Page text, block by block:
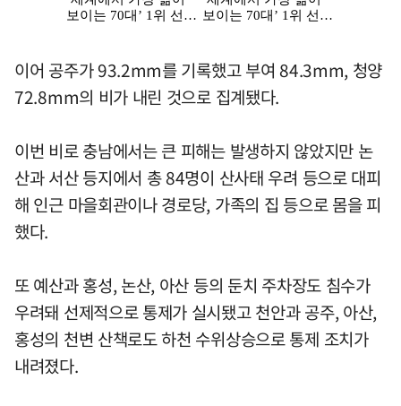
이어 공주가 93.2mm를 기록했고 부여 84.3mm, 청양
72.8mm의 비가 내린 것으로 집계됐다.
이번 비로 충남에서는 큰 피해는 발생하지 않았지만 논
산과 서산 등지에서 총 84명이 산사태 우려 등으로 대피
해 인근 마을회관이나 경로당, 가족의 집 등으로 몸을 피
했다.
또 예산과 홍성, 논산, 아산 등의 둔치 주차장도 침수가
우려돼 선제적으로 통제가 실시됐고 천안과 공주, 아산,
홍성의 천변 산책로도 하천 수위상승으로 통제 조치가
내려졌다.